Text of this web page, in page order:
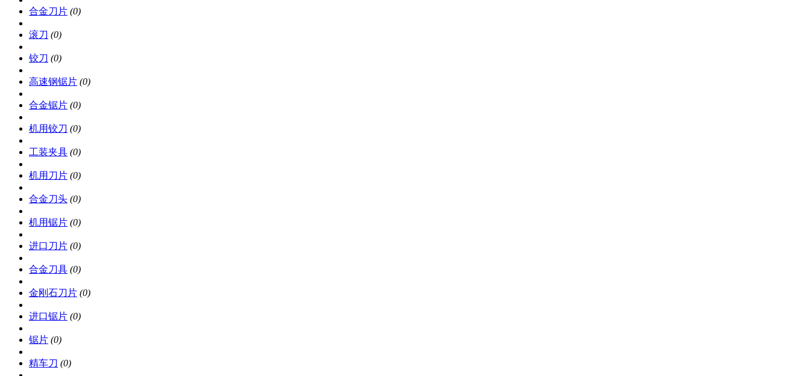
合金刀片 (0)
滚刀 (0)
铰刀 (0)
高速钢锯片 (0)
合金锯片 (0)
机用铰刀 (0)
工装夹具 (0)
机用刀片 (0)
合金刀头 (0)
机用锯片 (0)
进口刀片 (0)
合金刀具 (0)
金刚石刀片 (0)
进口锯片 (0)
锯片 (0)
精车刀 (0)